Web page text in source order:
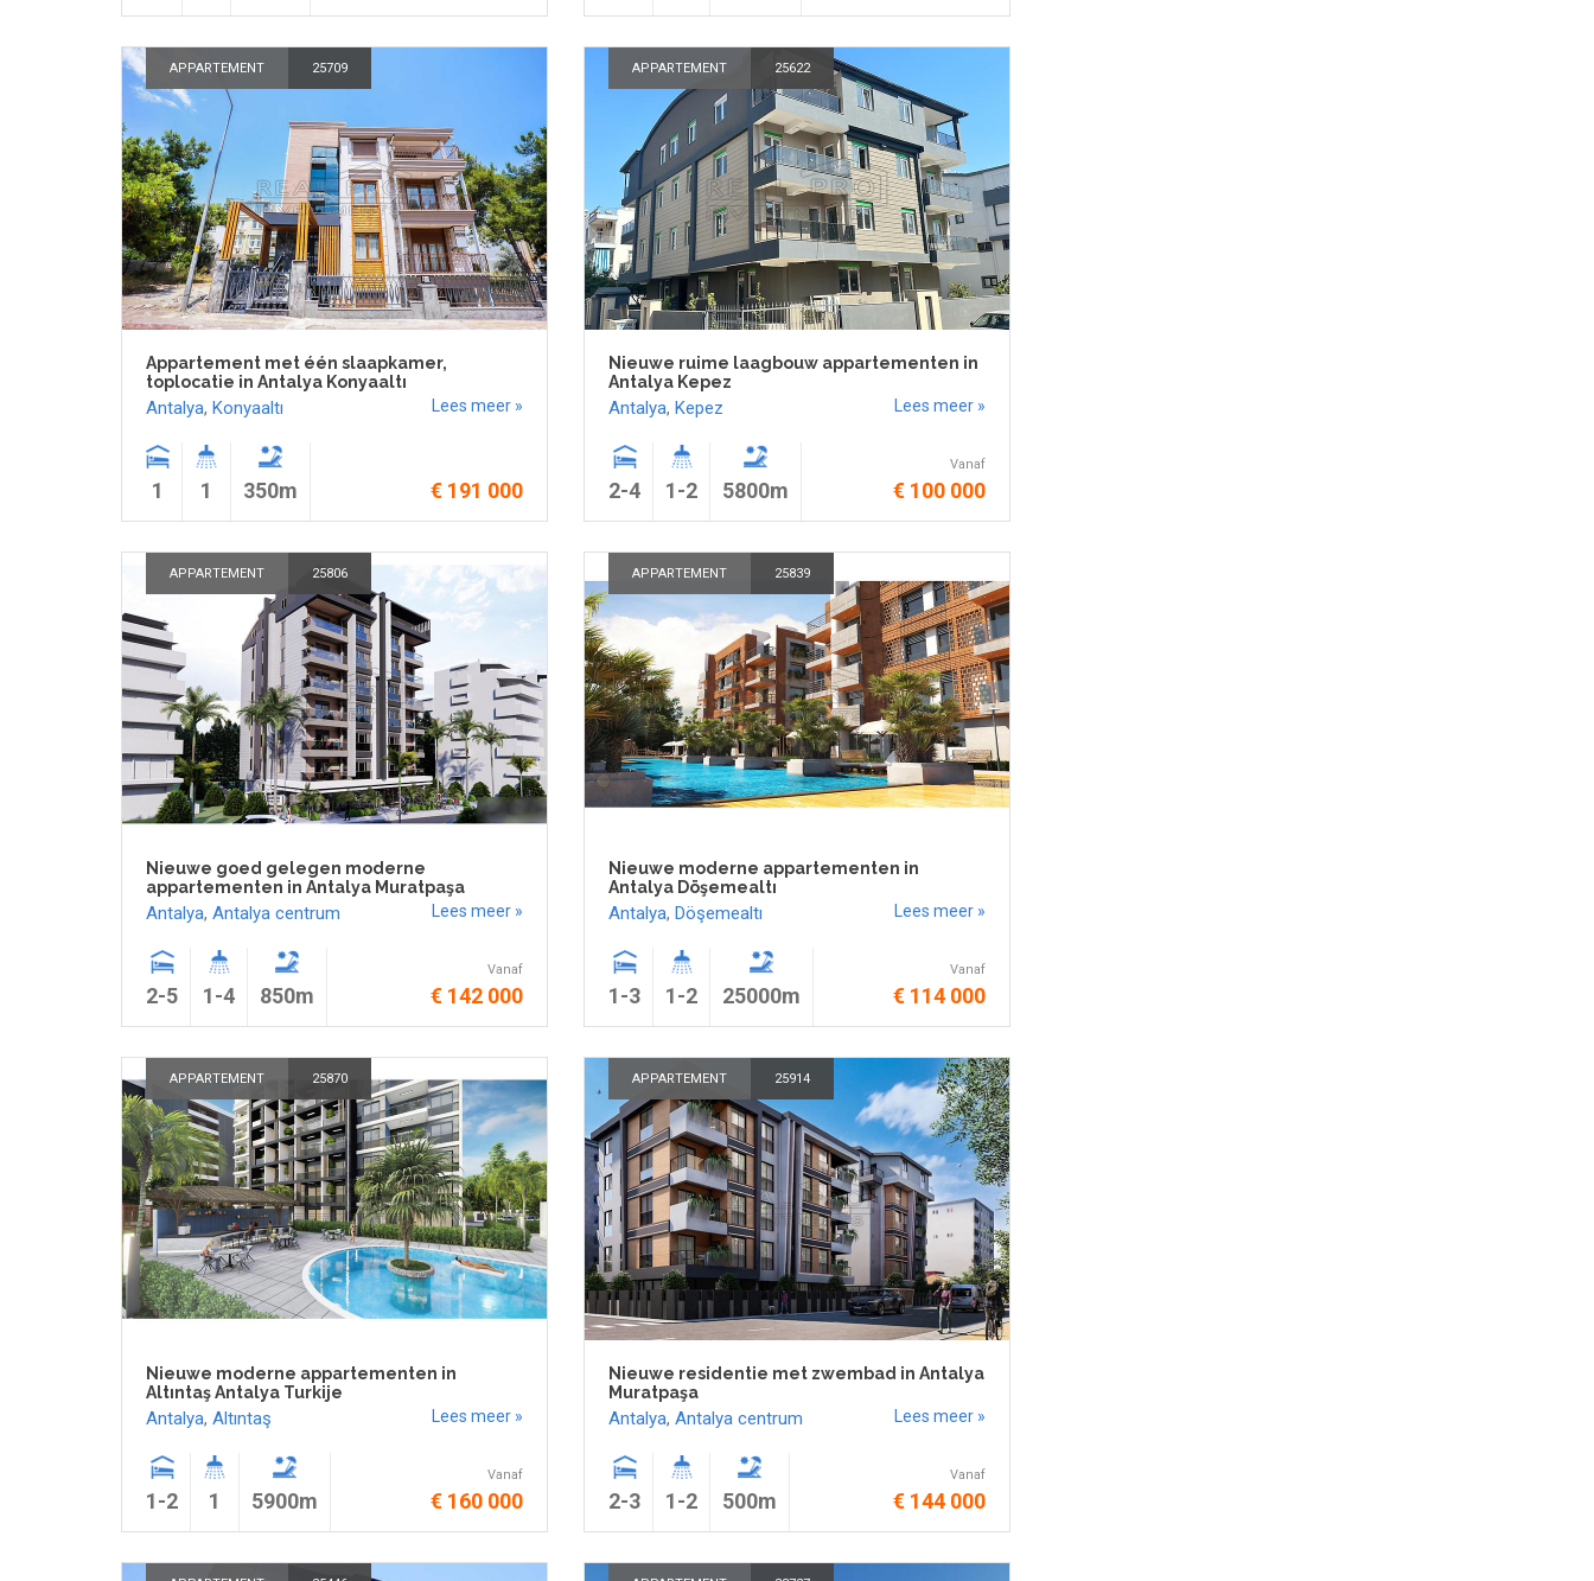
APPARTEMENT 25709
Appartement met één slaapkamer,
toplocatie in Antalya Konyaaltı
Antalya, Konyaaltı Lees meer »
1 1 350m € 191 000
APPARTEMENT 25622
Nieuwe ruime laagbouw appartementen in
Antalya Kepez
Antalya, Kepez Lees meer »
2-4 1-2 5800m
Vanaf
€ 100 000
APPARTEMENT 25806
Nieuwe goed gelegen moderne
appartementen in Antalya Muratpaşa
Antalya, Antalya centrum Lees meer »
2-5 1-4 850m
Vanaf
€ 142 000
APPARTEMENT 25839
Nieuwe moderne appartementen in
Antalya Döşemealtı
Antalya, Döşemealtı Lees meer »
1-3 1-2 25000m
Vanaf
€ 114 000
APPARTEMENT 25870
Nieuwe moderne appartementen in
Altıntaş Antalya Turkije
Antalya, Altıntaş Lees meer »
1-2 1 5900m
Vanaf
€ 160 000
APPARTEMENT 25914
Nieuwe residentie met zwembad in Antalya
Muratpaşa
Antalya, Antalya centrum Lees meer »
2-3 1-2 500m
Vanaf
€ 144 000